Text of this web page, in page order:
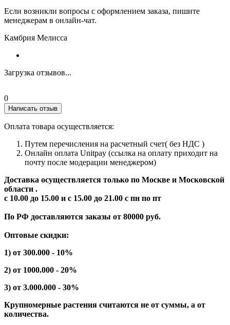
Если возникли вопросы с оформлением заказа, пишите
менеджерам в онлайн-чат.
Камбрия Мелисса
Загрузка отзывов...
0
Написать отзыв
Оплата товара осуществляется:
Путем перечисления на расчетный счет( без НДС )
Онлайн оплата Unitpay (ссылка на оплату приходит на
почту после модерации менеджером)
Доставка осуществляется только по Москве и Московской
области .
с 10.00 до 15.00 и с 15.00 до 21.00 с пн по пт
По РФ доставляются заказы от 80000 руб.
Оптовые скидки:
1) от 300.000 - 10%
2) от 1000.000 - 20%
3) от 3.000.000 - 30%
Крупномерные растения считаются не от суммы, а от
количества.